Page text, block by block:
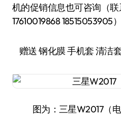
机的促销信息也可咨询（联
17610019868 18515053905
赠送 钢化膜 手机套 清洁
图为：三星W2017（